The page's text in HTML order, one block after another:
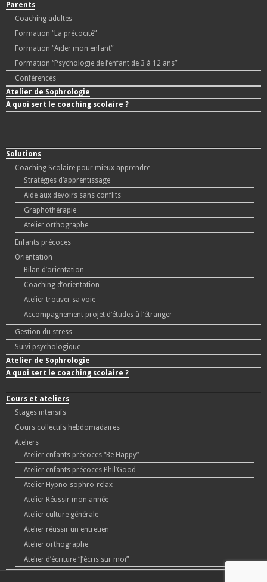
Parents
Coaching adultes
Formation “La précocité”
Formation “Aider mon enfant”
Formation “Psychologie de l’enfant de 3 à 12 ans”
Conférences
Atelier de Sophrologie
A quoi sert le coaching scolaire ?
Solutions
Coaching Scolaire pour mieux apprendre
Stratégies d’apprentissage
Aide aux devoirs sans conflits
Graphothérapie
Atelier orthographe
Enfants précoces
Orientation
Bilan d’orientation
Coaching d’orientation
Atelier trouver sa voie
Accompagnement projet d’études à l’étranger
Gestion du stress
Suivi psychologique
Atelier de Sophrologie
A quoi sert le coaching scolaire ?
Cours et ateliers
Stages intensifs
Cours collectifs hebdomadaires
Ateliers
Atelier enfants précoces “Be Happy”
Atelier enfants précoces Phil’Good
Atelier Hypno-sophro-relax
Atelier Réussir mon année
Atelier culture générale
Atelier réussir un entretien
Atelier orthographe
Atelier d’écriture “J’écris sur moi”